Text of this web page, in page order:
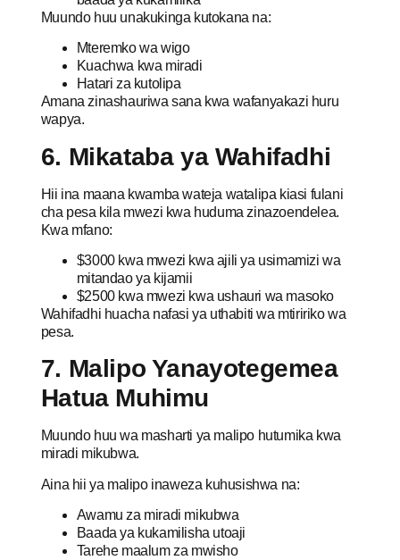
Muundo huu unakukinga kutokana na:
Mteremko wa wigo
Kuachwa kwa miradi
Hatari za kutolipa
Amana zinashauriwa sana kwa wafanyakazi huru
wapya.
6. Mikataba ya Wahifadhi
Hii ina maana kwamba wateja watalipa kiasi fulani
cha pesa kila mwezi kwa huduma zinazoendelea.
Kwa mfano:
$3000 kwa mwezi kwa ajili ya usimamizi wa
mitandao ya kijamii
$2500 kwa mwezi kwa ushauri wa masoko
Wahifadhi huacha nafasi ya uthabiti wa mtiririko wa
pesa.
7. Malipo Yanayotegemea
Hatua Muhimu
Muundo huu wa masharti ya malipo hutumika kwa
miradi mikubwa.
Aina hii ya malipo inaweza kuhusishwa na:
Awamu za miradi mikubwa
Baada ya kukamilisha utoaji
Tarehe maalum za mwisho